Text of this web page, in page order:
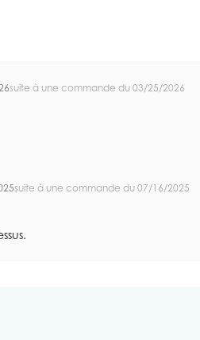
suite à une commande du 03/25/2026
suite à une commande du 07/16/2025